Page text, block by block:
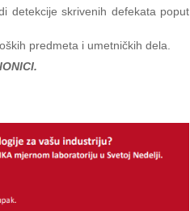
detekcije skrivenih defekata poput
predmeta i umetničkih dela.